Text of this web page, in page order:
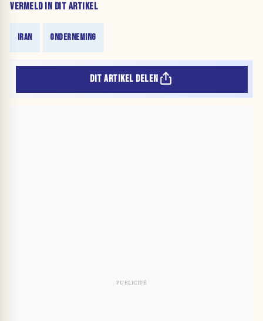
VERMELD IN DIT ARTIKEL
IRAN ONDERNEMING
DIT ARTIKEL DELEN